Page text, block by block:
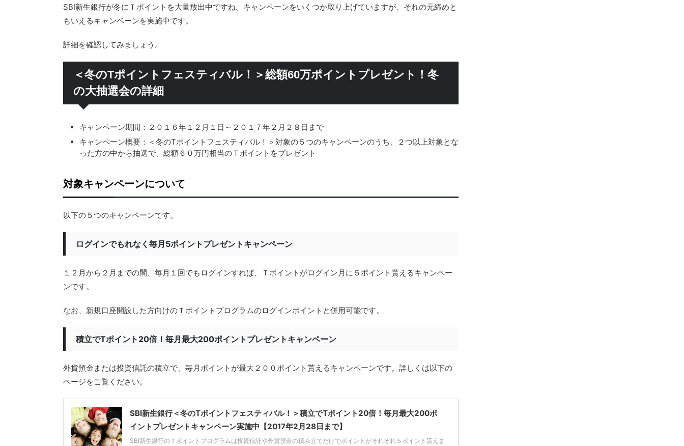
SBI新生銀行が冬にＴポイントを大量放出中ですね。キャンペーンをいくつか取り上げていますが、それの元締めと
もいえるキャンペーンを実施中です。
詳細を確認してみましょう。
＜冬のTポイントフェスティバル！＞総額60万ポイントプレゼント！冬
の大抽選会の詳細
キャンペーン期間：２０１６年１２月１日～２０１７年２月２８日まで
キャンペーン概要：＜冬のTポイントフェスティバル！＞対象の５つのキャンペーンのうち、２つ以上対象とな
った方の中から抽選で、総額６０万円相当のＴポイントをプレゼント
対象キャンペーンについて
以下の５つのキャンペーンです。
ログインでもれなく毎月5ポイントプレゼントキャンペーン
１２月から２月までの間、毎月１回でもログインすれば、Ｔポイントがログイン月に５ポイント貰えるキャンペー
ンです。
なお、新規口座開設した方向けのＴポイントプログラムのログインポイントと併用可能です。
積立でTポイント20倍！毎月最大200ポイントプレゼントキャンペーン
外貨預金または投資信託の積立で、毎月ポイントが最大２００ポイント貰えるキャンペーンです。詳しくは以下の
ページをご覧ください。
SBI新生銀行＜冬のTポイントフェスティバル！＞積立でTポイント20倍！毎月最大200ポ
イントプレゼントキャンペーン実施中【2017年2月28日まで】
SBI新生銀行のＴポイントプログラムは投資信託や外貨預金の積み立てだけでポイントがそれぞれ５ポイント貰えま